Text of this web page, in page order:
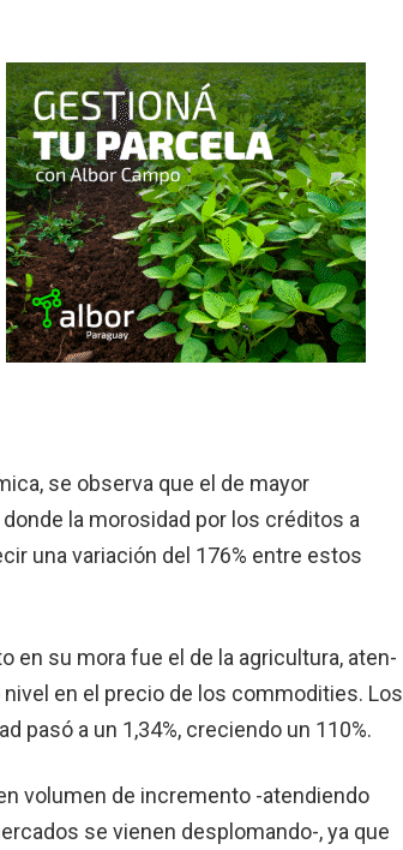
se observa que el de mayor
la moro­sidad por los créditos a
una variación del 176% entre estos
en su mora fue el de la agricultura, aten­
en el precio de los commodities. Los
pasó a un 1,34%, creciendo un 110%.
volumen de incremen­to -atendiendo
se vienen desploman­do-, ya que